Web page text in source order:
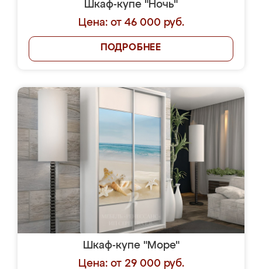
Шкаф-купе "Ночь"
Цена: от 46 000 руб.
ПОДРОБНЕЕ
Шкаф-купе "Море"
Цена: от 29 000 руб.